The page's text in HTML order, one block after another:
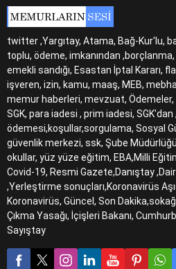
twitter ,Yargıtay, Atama, Bağ-Kur'lu,
toplu, ödeme, imkanından ,borçlanma,
emekli sandığı, Esastan İptal Kararı,
işveren, izin, kamu, maaş, MEB,
memur haberleri, mevzuat,
SGK, para iadesi , prim iadesi,
ödemesi,koşullar,sorgulama, Sosyal
güvenlik merkezi, ssk, Şube
okullar, yüz yüze eğitim, EBA,Milli Eğitim
Covid-19, Resmi Gazete,Danıştay
,Yerleştirme sonuçları,Koronavirüs
Koronavirüs, Güncel, Son
Çıkma Yasağı, İçişleri Bakanı,
Sayıştay